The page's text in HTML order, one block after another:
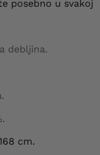
posebno u svakoj
debljina.
cm.